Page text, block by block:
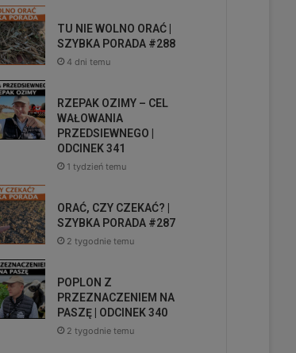
TU NIE WOLNO ORAĆ |
SZYBKA PORADA #288
4 dni temu
RZEPAK OZIMY – CEL
WAŁOWANIA
PRZEDSIEWNEGO |
ODCINEK 341
1 tydzień temu
ORAĆ, CZY CZEKAĆ? |
SZYBKA PORADA #287
2 tygodnie temu
POPLON Z
PRZEZNACZENIEM NA
PASZĘ | ODCINEK 340
2 tygodnie temu